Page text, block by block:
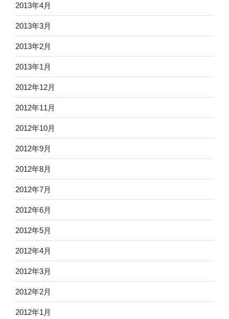
2013年4月
2013年3月
2013年2月
2013年1月
2012年12月
2012年11月
2012年10月
2012年9月
2012年8月
2012年7月
2012年6月
2012年5月
2012年4月
2012年3月
2012年2月
2012年1月